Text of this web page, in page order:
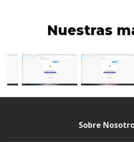
Nuestras
Sobre